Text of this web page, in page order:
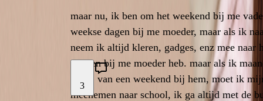
maar nu, ik ben om het weekend bij me
weekse dagen bij me moeder, maar als ik
neem ik altijd kleren, gadges, enz mee naar
spullen bij me moeder heb. maar als ik
moet, van een weekend bij hem, moet ik
meenemen naar school, ik ga altijd met de
3
maar nu, ik ben om het weekend bij me
weekse dagen bij me moeder, maar als ik
neem ik altijd kleren, gadges, enz mee naar
spullen bij me moeder heb. maar als ik
moet, van een weekend bij hem, moet ik
meenemen naar school, ik ga altijd met de